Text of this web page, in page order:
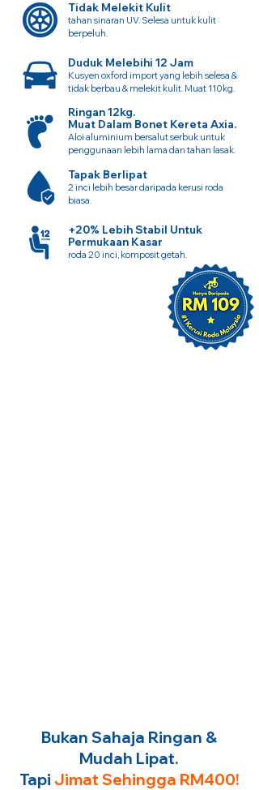
Tidak Melekit Kulit
tahan sinaran UV. Selesa untuk kulit
berpeluh.
Duduk Melebihi 12 Jam
Kusyen oxford import yang lebih selesa &
tidak berbau & melekit kulit. Muat 110kg.
Ringan 12kg.
Muat Dalam Bonet Kereta Axia.
Aloi aluminium bersalut serbuk untuk
penggunaan lebih lama dan tahan lasak.
Tapak Berlipat
2 inci lebih besar daripada kerusi roda
biasa.
+20% Lebih Stabil Untuk
Permukaan Kasar
roda 20 inci, komposit getah.
Bukan Sahaja Ringan &
Mudah Lipat.
Tapi Jimat Sehingga RM400!